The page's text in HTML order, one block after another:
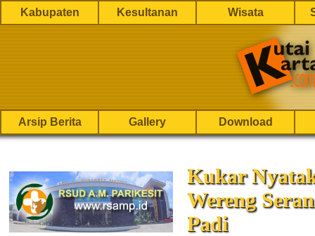
Kabupaten Kesultanan Wisata
Arsip Berita Gallery Download
Kukar
Wereng
Padi